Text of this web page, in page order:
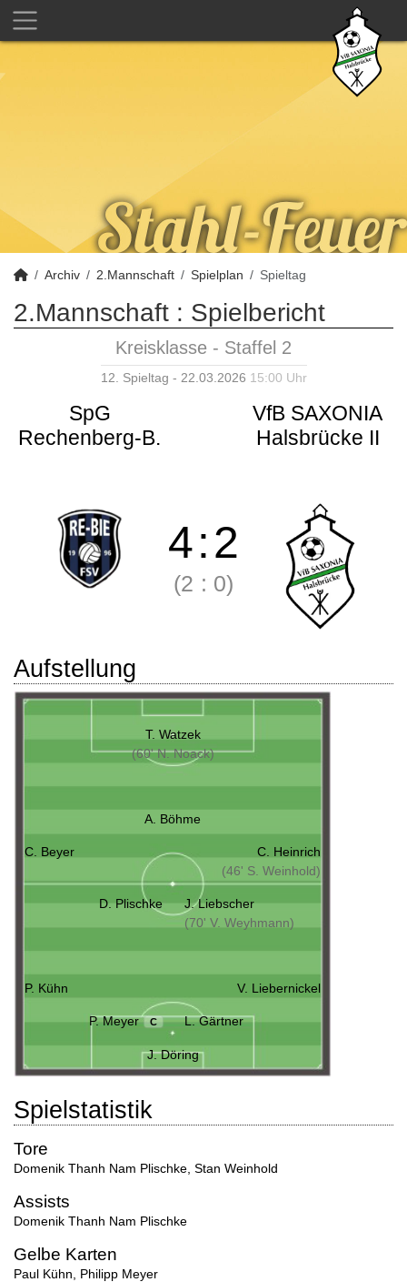
Archiv 2.Mannschaft Spielplan Spieltag
2.Mannschaft : Spielbericht
Kreisklasse - Staffel 2
12. Spieltag - 22.03.2026 15:00 Uhr
SpG
Rechenberg-B.
VfB SAXONIA
Halsbrücke II
4:2
(2 : 0)
Aufstellung
T. Watzek
(60' N. Noack)
A. Böhme
C. Beyer
C. Heinrich
(46' S. Weinhold)
D. Plischke
J. Liebscher
(70' V. Weyhmann)
P. Kühn V. Liebernickel
P. Meyer C L. Gärtner
J. Döring
Spielstatistik
Tore
Domenik Thanh Nam Plischke Stan Weinhold
Assists
Domenik Thanh Nam Plischke
Gelbe Karten
Paul Kühn Philipp Meyer